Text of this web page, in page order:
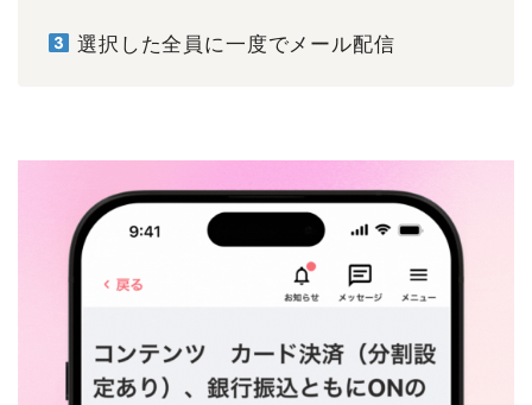
選択した全員に一度でメール配信